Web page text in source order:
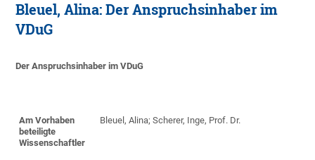
Bleuel, Alina: Der Anspruchsinhaber im
VDuG
Der Anspruchsinhaber im VDuG
Am Vorhaben
beteiligte
Wissenschaftler
Bleuel, Alina; Scherer, Inge, Prof. Dr.